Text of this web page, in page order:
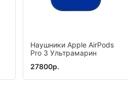
Наушники Apple AirPods
Pro 3 Ультрамарин
27800р.